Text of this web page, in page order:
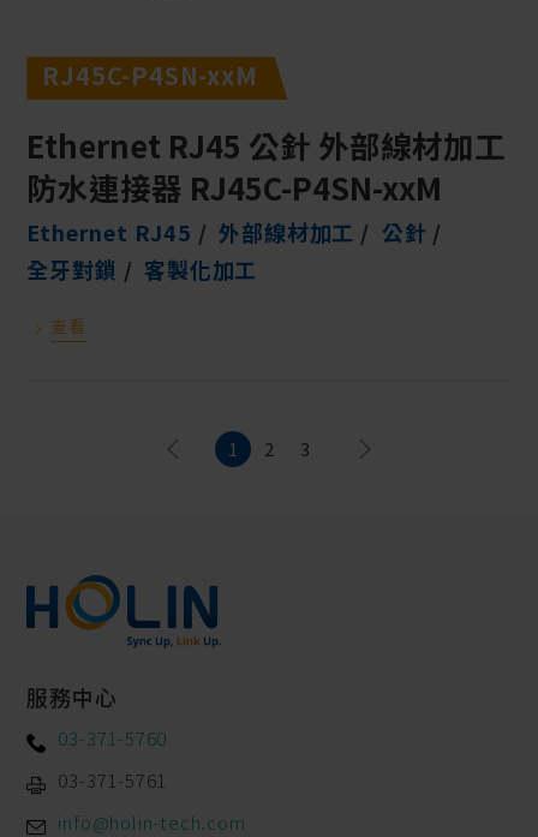
RJ45C-P4SN-xxM
Ethernet RJ45 公針 外部線材加工
防水連接器 RJ45C-P4SN-xxM
Ethernet RJ45 外部線材加工
公針
全牙對鎖
客製化加工
查看
1 2 3
服務中心
03-371-5760
03-371-5761
info@holin-tech.com